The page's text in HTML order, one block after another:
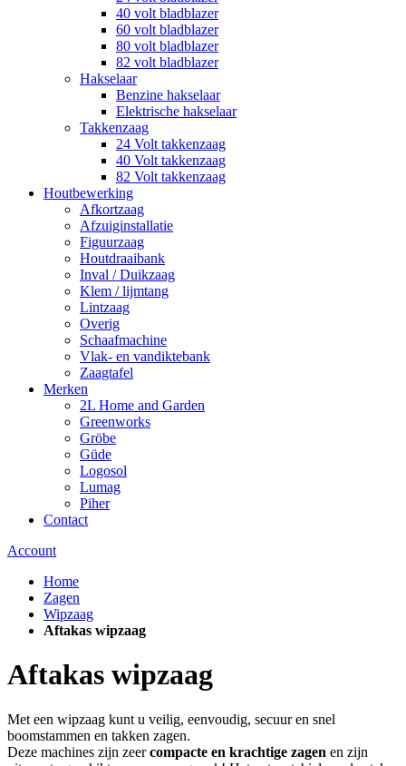
40 volt bladblazer
60 volt bladblazer
80 volt bladblazer
82 volt bladblazer
Hakselaar
Benzine hakselaar
Elektrische hakselaar
Takkenzaag
24 Volt takkenzaag
40 Volt takkenzaag
82 Volt takkenzaag
Houtbewerking
Afkortzaag
Afzuiginstallatie
Figuurzaag
Houtdraaibank
Inval / Duikzaag
Klem / lijmtang
Lintzaag
Overig
Schaafmachine
Vlak- en vandiktebank
Zaagtafel
Merken
2L Home and Garden
Greenworks
Gröbe
Güde
Logosol
Lumag
Piher
Contact
Account
Home
Zagen
Wipzaag
Aftakas wipzaag
Aftakas wipzaag
Met een wipzaag kunt u veilig, eenvoudig, secuur en snel
boomstammen en takken zagen.
Deze machines zijn zeercompacte en krachtige zagen en zijn